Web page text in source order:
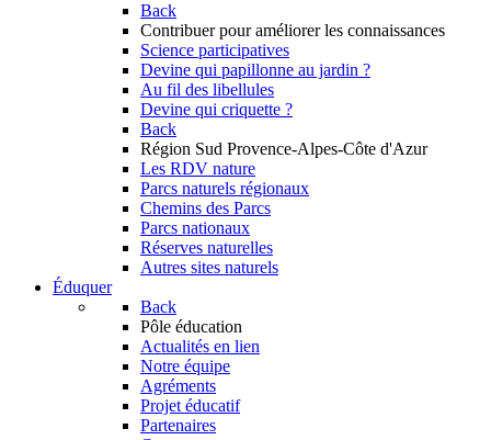
Back
Contribuer pour améliorer les connaissances
Science participatives
Devine qui papillonne au jardin ?
Au fil des libellules
Devine qui criquette ?
Back
Région Sud Provence-Alpes-Côte d'Azur
Les RDV nature
Parcs naturels régionaux
Chemins des Parcs
Parcs nationaux
Réserves naturelles
Autres sites naturels
Éduquer
Back
Pôle éducation
Actualités en lien
Notre équipe
Agréments
Projet éducatif
Partenaires